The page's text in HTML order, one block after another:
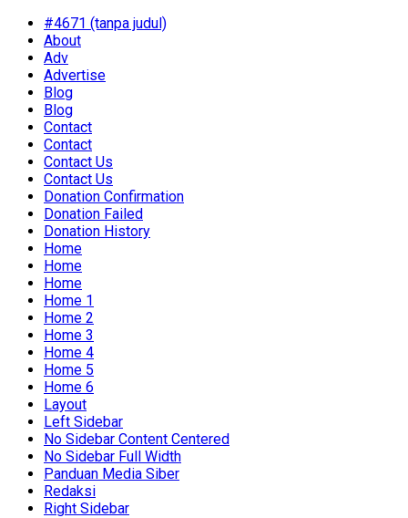
#4671 (tanpa judul)
About
Adv
Advertise
Blog
Blog
Contact
Contact
Contact Us
Contact Us
Donation Confirmation
Donation Failed
Donation History
Home
Home
Home
Home 1
Home 2
Home 3
Home 4
Home 5
Home 6
Layout
Left Sidebar
No Sidebar Content Centered
No Sidebar Full Width
Panduan Media Siber
Redaksi
Right Sidebar